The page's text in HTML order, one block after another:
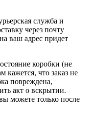
служба и
через почту
ваш адрес придет
коробки (не
кажется, что заказ не
повреждена,
акт о вскрытии.
можете только после